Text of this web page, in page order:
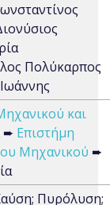
Πολύκαρπος
και
➨ Επιστήμη
Μηχανικού ➨
Πυρόλυση;